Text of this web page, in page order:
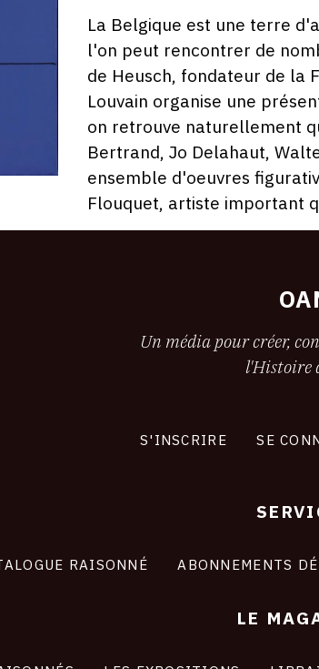
Place
des
3,
la-
Description,
horaires...
La Belgique est une terre
l'on peut rencontrer de
de Heusch, fondateur de la
Louvain organise une
on retrouve naturellement
Bertrand, Jo Delahaut,
ensemble d'oeuvres
Flouquet, artiste important
Un média pour créer,
l'Histoire
S'INSCRIRE SE
RAISONNÉ ABONNEMENTS
LE